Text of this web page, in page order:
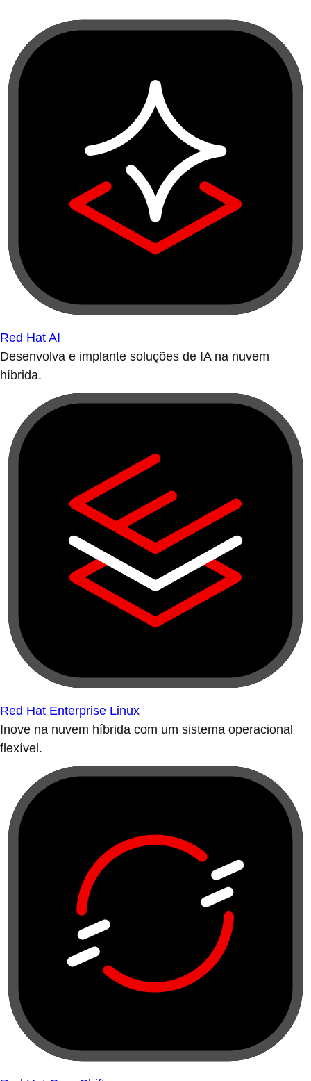
Red Hat AI
Desenvolva e implante soluções de IA na nuvem
híbrida.
Red Hat Enterprise Linux
Inove na nuvem híbrida com um sistema operacional
flexível.